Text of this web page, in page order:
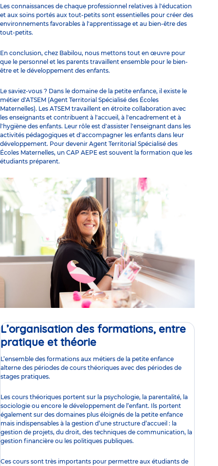
Les connaissances de chaque professionnel relatives à l'éducation
et aux soins portés aux tout-petits sont essentielles pour créer des
environnements favorables à l'apprentissage et au bien-être des
tout-petits.
En conclusion, chez Babilou, nous mettons tout en œuvre pour
que le personnel et les parents travaillent ensemble pour le bien-
être et le développement des enfants.
Le saviez-vous ? Dans le domaine de la petite enfance, il existe le
métier d'ATSEM (Agent Territorial Spécialisé des Écoles
Maternelles). Les ATSEM travaillent en étroite collaboration avec
les enseignants et contribuent à l'accueil, à l'encadrement et à
l'hygiène des enfants. Leur rôle est d'assister l'enseignant dans les
activités pédagogiques et d'accompagner les enfants dans leur
développement. Pour devenir Agent Territorial Spécialisé des
Écoles Maternelles, un CAP AEPE est souvent la formation que les
étudiants préparent.
L’organisation des formations, entre
pratique et théorie
L’ensemble des formations aux métiers de la petite enfance
alterne des périodes de cours théoriques avec des périodes de
stages pratiques.
Les cours théoriques portent sur la psychologie, la parentalité, la
sociologie ou encore le développement de l’enfant. Ils portent
également sur des domaines plus éloignés de la petite enfance
mais indispensables à la gestion d’une structure d’accueil : la
gestion de projets, du droit, des techniques de communication, la
gestion financière ou les politiques publiques.
Ces cours sont très importants pour permettre aux étudiants de